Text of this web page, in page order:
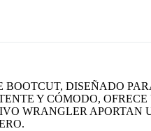
DISEÑADO
Y CÓMODO,
WRANGLER